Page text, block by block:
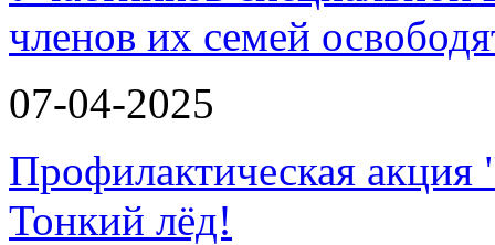
членов их семей
07-04-2025
Профилактическая
Тонкий лёд!